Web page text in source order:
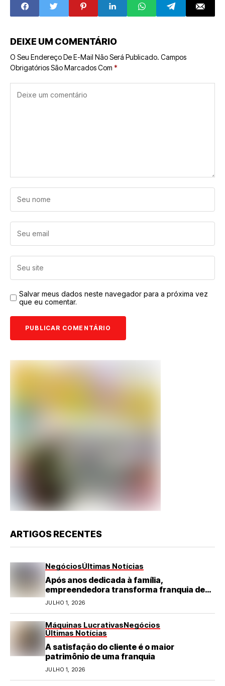
Expansão
DEIXE UM COMENTÁRIO
O Seu Endereço De E-Mail Não Será Publicado. Campos
Obrigatórios São Marcados Com *
Salvar meus dados neste navegador para a próxima vez
que eu comentar.
ARTIGOS RECENTES
NegóciosÚltimas Notícias
Após anos dedicada à família,
empreendedora transforma franquia de
turismo em negócio de destaque no RN
JULHO 1, 2026
Máquinas LucrativasNegócios
Últimas Notícias
A satisfação do cliente é o maior
patrimônio de uma franquia
JULHO 1, 2026